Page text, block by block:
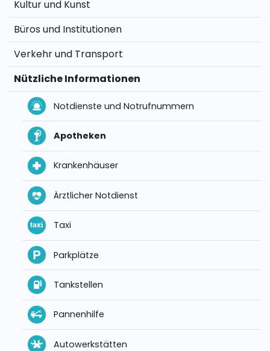
Kultur und Kunst
Büros und Institutionen
Verkehr und Transport
Nützliche Informationen
Notdienste und Notrufnummern
Apotheken
Krankenhäuser
Ärztlicher Notdienst
Taxi
Parkplätze
Tankstellen
Pannenhilfe
Autowerkstätten